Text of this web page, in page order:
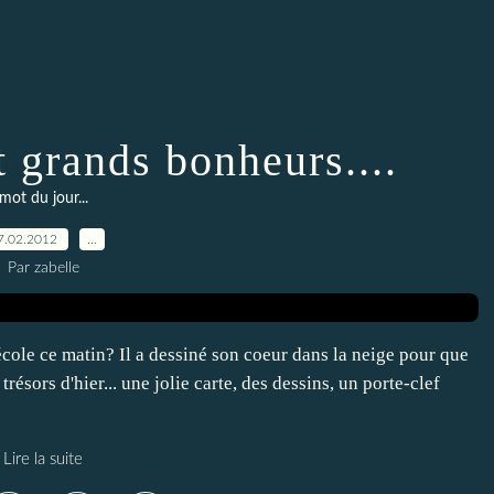
bonheurs....
du jour...
Par zabelle
ce matin? Il a dessiné son coeur dans la neige pour que
d'hier... une jolie carte, des dessins, un porte-clef
Lire la suite